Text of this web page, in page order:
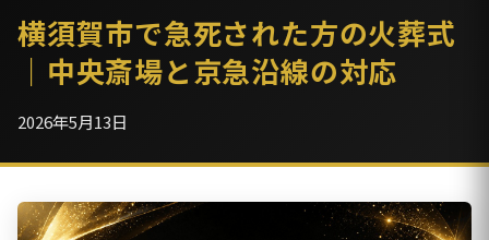
横須賀市で急死された方の火葬式
｜中央斎場と京急沿線の対応
2026年5月13日